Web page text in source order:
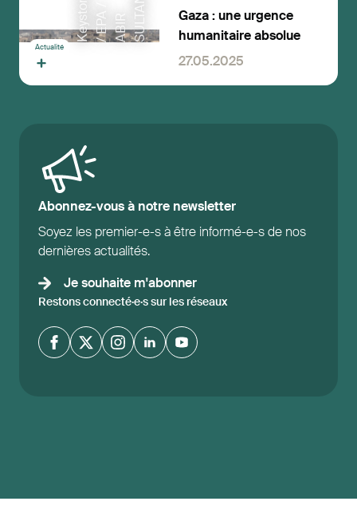
K
e
y s
to n
e
/
E
P
A/
A
B
I R
S
U
L T
A N
Actualité
Gaza : une urgence
humanitaire absolue
27.05.2025
Abonnez-vous à notre newsletter
Soyez les premier-e-s à être informé-e-s de nos
dernières actualités.
Je souhaite m'abonner
Restons connecté·e·s sur les réseaux